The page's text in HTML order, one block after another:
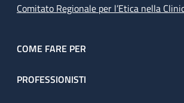
Comitato Regionale per l’Etica nella
COME FARE PER
PROFESSIONISTI